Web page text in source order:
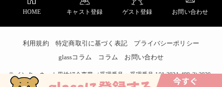
HOME キャスト登録 ゲスト登録 お問い合わせ
利用規約 特定商取引に基づく表記
プライバシーポリシー
glassコラム
コラム お問い合わせ
©インターネット異性紹介事業（受理番号：受理番号:101-2021-488-3) 2020-
2021 ギャラ飲みアプリ glass.